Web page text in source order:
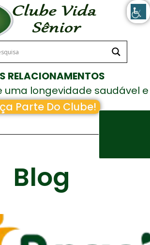
RELACIONAMENTOS
uma longevidade saudável e
feliz!
Parte Do Clube!
Blog